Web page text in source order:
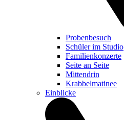
Probenbesuch
Schüler im Studio
Familienkonzerte
Seite an Seite
Mittendrin
Krabbelmatinee
Einblicke